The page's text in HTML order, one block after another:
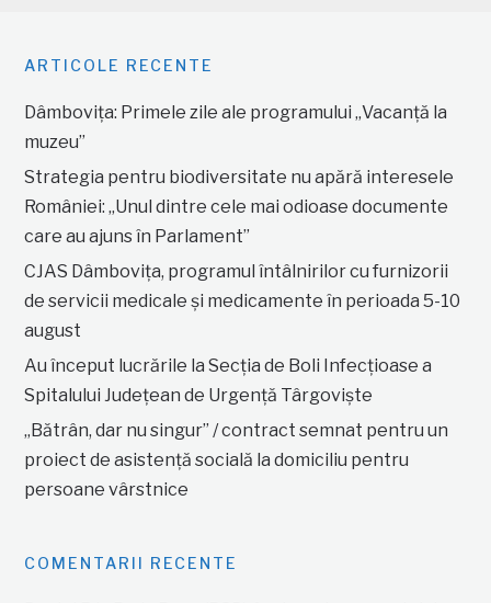
ARTICOLE RECENTE
Dâmbovița: Primele zile ale programului „Vacanță la
muzeu”
Strategia pentru biodiversitate nu apără interesele
României: „Unul dintre cele mai odioase documente
care au ajuns în Parlament”
CJAS Dâmbovița, programul întâlnirilor cu furnizorii
de servicii medicale și medicamente în perioada 5-10
august
Au început lucrările la Secția de Boli Infecțioase a
Spitalului Județean de Urgență Târgoviște
„Bătrân, dar nu singur” / contract semnat pentru un
proiect de asistență socială la domiciliu pentru
persoane vârstnice
COMENTARII RECENTE